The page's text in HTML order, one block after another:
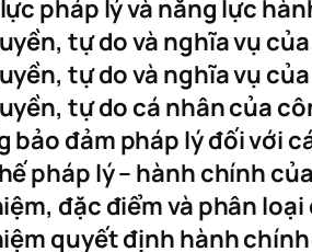
pháp lý và năng lực
tự do và nghĩa vụ
tự do và nghĩa vụ
tự do cá nhân của
bảo đảm pháp lý đối với
pháp lý – hành chính
đặc điểm và phân
quyết định hành